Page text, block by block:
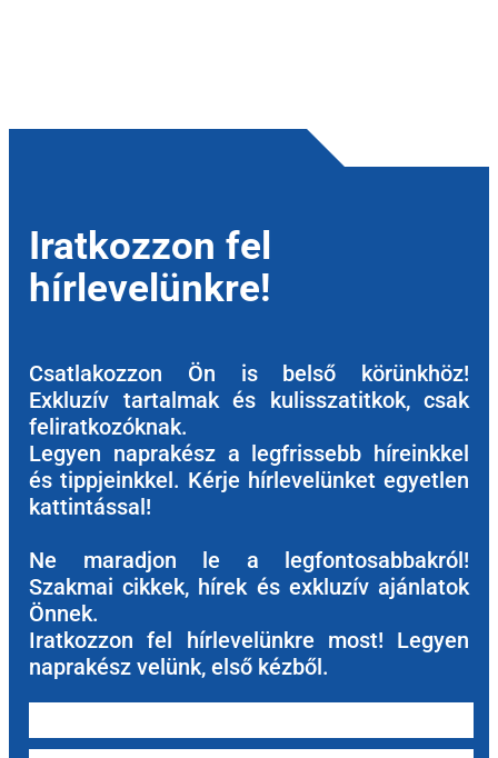
Iratkozzon fel
hírlevelünkre!
Csatlakozzon Ön is belső körünkhöz!
Exkluzív tartalmak és kulisszatitkok, csak
feliratkozóknak.
Legyen naprakész a legfrissebb híreinkkel
és tippjeinkkel. Kérje hírlevelünket egyetlen
kattintással!
Ne maradjon le a legfontosabbakról!
Szakmai cikkek, hírek és exkluzív ajánlatok
Önnek.
Iratkozzon fel hírlevelünkre most! Legyen
naprakész velünk, első kézből.